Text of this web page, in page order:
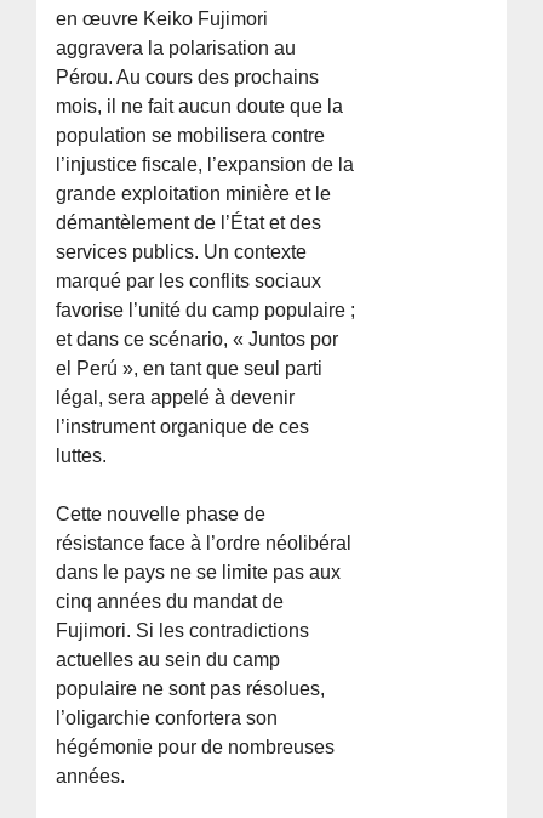
en œuvre Keiko Fujimori
aggravera la polarisation au
Pérou. Au cours des prochains
mois, il ne fait aucun doute que la
population se mobilisera contre
l’injustice fiscale, l’expansion de la
grande exploitation minière et le
démantèlement de l’État et des
services publics. Un contexte
marqué par les conflits sociaux
favorise l’unité du camp populaire ;
et dans ce scénario, « Juntos por
el Perú », en tant que seul parti
légal, sera appelé à devenir
l’instrument organique de ces
luttes.
Cette nouvelle phase de
résistance face à l’ordre néolibéral
dans le pays ne se limite pas aux
cinq années du mandat de
Fujimori. Si les contradictions
actuelles au sein du camp
populaire ne sont pas résolues,
l’oligarchie confortera son
hégémonie pour de nombreuses
années.